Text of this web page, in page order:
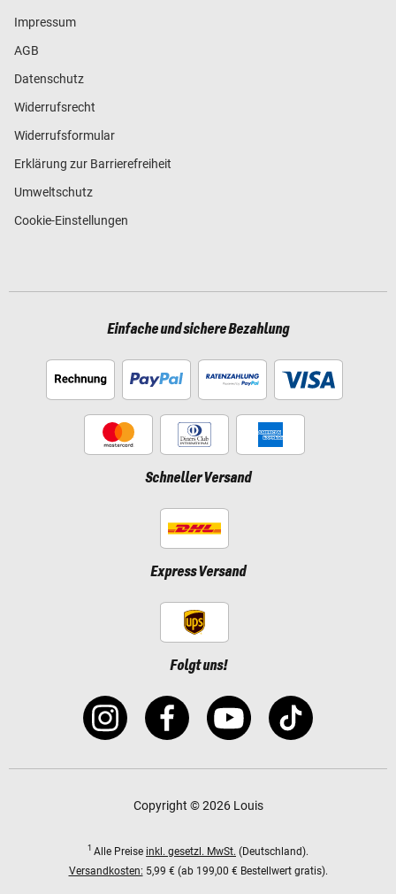
Impressum
AGB
Datenschutz
Widerrufsrecht
Widerrufsformular
Erklärung zur Barrierefreiheit
Umweltschutz
Cookie-Einstellungen
Einfache und sichere Bezahlung
Schneller Versand
Express Versand
Folgt uns!
Copyright © 2026 Louis
1 Alle Preise inkl. gesetzl. MwSt. (Deutschland).
Versandkosten: 5,99 € (ab 199,00 € Bestellwert gratis).